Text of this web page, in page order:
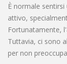
È normale
attivo,
Fortunatamente,
Tuttavia, ci sono
per non